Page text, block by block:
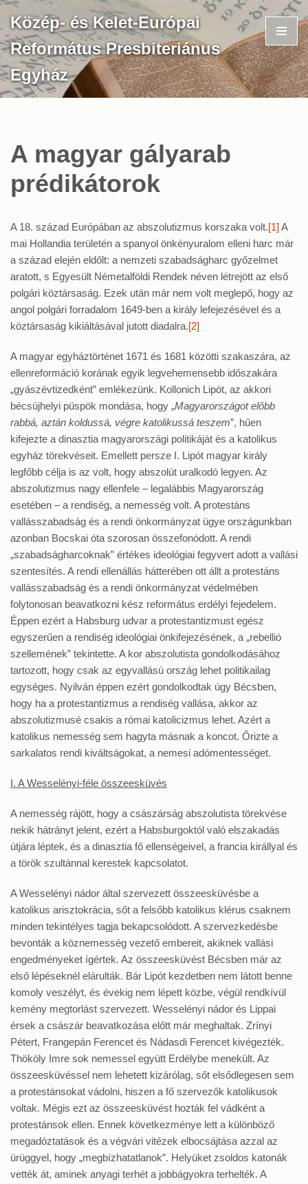
Skip
to
content
Közép- és Kelet-Európai
Református Presbiteriánus
Egyház
A magyar gályarab
prédikátorok
A 18. század Európában az abszolutizmus korszaka volt.[1]A
mai Hollandia területén a spanyol önkényuralom elleni harc már
a század elején eldőlt: a nemzeti szabadságharc győzelmet
aratott, s Egyesült Németalföldi Rendek néven létrejött az első
polgári köztársaság. Ezek után már nem volt meglepő, hogy az
angol polgári forradalom 1649-ben a király lefejezésével és a
köztársaság kikiáltásával jutott diadalra.[2]
A magyar egyháztörténet 1671 és 1681 közötti szakaszára, az
ellenreformáció korának egyik legvehemensebb időszakára
„gyászévtizedként” emlékezünk. Kollonich Lipót, az akkori
bécsújhelyi püspök mondása, hogy „Magyarországot előbb
rabbá, aztán koldussá, végre katolikussá teszem”, hűen
kifejezte a dinasztia magyarországi politikáját és a katolikus
egyház törekvéseit. Emellett persze I. Lipót magyar király
legfőbb célja is az volt, hogy abszolút uralkodó legyen. Az
abszolutizmus nagy ellenfele – legalábbis Magyarország
esetében – a rendiség, a nemesség volt. A protestáns
vallásszabadság és a rendi önkormányzat ügye országunkban
azonban Bocskai óta szorosan összefonódott. A rendi
„szabadságharcoknak” értékes ideológiai fegyvert adott a vallási
szentesítés. A rendi ellenállás hátterében ott állt a protestáns
vallásszabadság és a rendi önkormányzat védelmében
folytonosan beavatkozni kész református erdélyi fejedelem.
Éppen ezért a Habsburg udvar a protestantizmust egész
egyszerűen a rendiség ideológiai önkifejezésének, a „rebellió
szellemének” tekintette. A kor abszolutista gondolkodásához
tartozott, hogy csak az egyvallású ország lehet politikailag
egységes. Nyilván éppen ezért gondolkodtak úgy Bécsben,
hogy ha a protestantizmus a rendiség vallása, akkor az
abszolutizmusé csakis a római katolicizmus lehet. Azért a
katolikus nemesség sem hagyta másnak a koncot. Őrizte a
sarkalatos rendi kiváltságokat, a nemesi adómentességet.
I. A Wesselényi-féle összeesküvés
A nemesség rájött, hogy a császárság abszolutista törekvése
nekik hátrányt jelent, ezért a Habsburgoktól való elszakadás
útjára léptek, és a dinasztia fő ellenségeivel, a francia királlyal és
a török szultánnal kerestek kapcsolatot.
A Wesselényi nádor által szervezett összeesküvésbe a
katolikus arisztokrácia, sőt a felsőbb katolikus klérus csaknem
minden tekintélyes tagja bekapcsolódott. A szervezkedésbe
bevonták a köznemesség vezető embereit, akiknek vallási
engedményeket ígértek. Az összeesküvést Bécsben már az
első lépéseknél elárulták. Bár Lipót kezdetben nem látott benne
komoly veszélyt, és évekig nem lépett közbe, végül rendkívül
kemény megtorlást szervezett. Wesselényi nádor és Lippai
érsek a császár beavatkozása előtt már meghaltak. Zrínyi
Pétert, Frangepán Ferencet és Nádasdi Ferencet kivégezték.
Thököly Imre sok nemessel együtt Erdélybe menekült. Az
összeesküvéssel nem lehetett kizárólag, sőt elsődlegesen sem
a protestánsokat vádolni, hiszen a fő szervezők katolikusok
voltak. Mégis ezt az összeesküvést hozták fel vádként a
protestánsok ellen. Ennek következménye lett a különböző
megadóztatások és a végvári vitézek elbocsájtása azzal az
ürüggyel, hogy „megbízhatatlanok”. Helyüket zsoldos katonák
vették át, aminek anyagi terhét a jobbágyokra terhelték. A